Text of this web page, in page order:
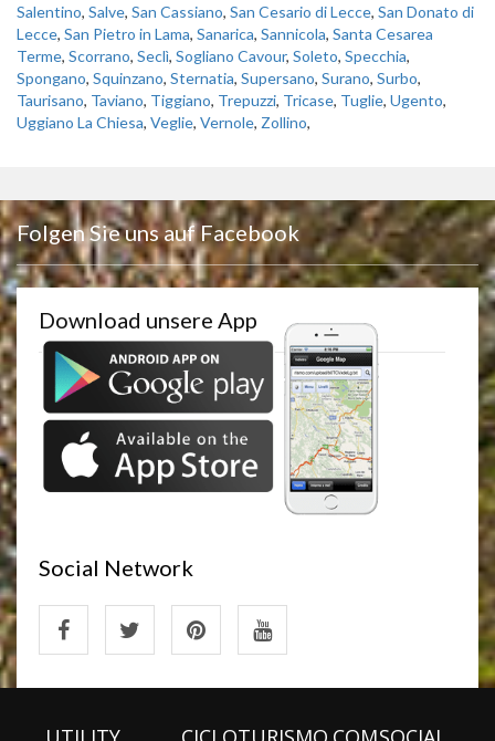
Salentino, Salve, San Cassiano, San Cesario di Lecce, San Donato di
Lecce, San Pietro in Lama, Sanarica, Sannicola, Santa Cesarea
Terme, Scorrano, Seclì, Sogliano Cavour, Soleto, Specchia,
Spongano, Squinzano, Sternatia, Supersano, Surano, Surbo,
Taurisano, Taviano, Tiggiano, Trepuzzi, Tricase, Tuglie, Ugento,
Uggiano La Chiesa, Veglie, Vernole, Zollino,
Folgen Sie uns auf Facebook
Download unsere App
Social Network